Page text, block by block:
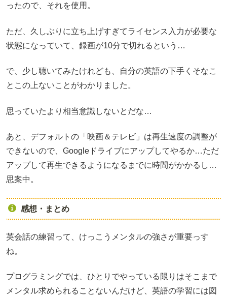
ったので、それを使用。
ただ、久しぶりに立ち上げすぎてライセンス入力が必要な
状態になっていて、録画が10分で切れるという…
で、少し聴いてみたけれども、自分の英語の下手くそなこ
とこの上ないことがわかりました。
思っていたより相当意識しないとだな…
あと、デフォルトの「映画＆テレビ」は再生速度の調整が
できないので、Googleドライブにアップしてやるか…ただ
アップして再生できるようになるまでに時間がかかるし…
思案中。
感想・まとめ
英会話の練習って、けっこうメンタルの強さが重要っす
ね。
プログラミングでは、ひとりでやっている限りはそこまで
メンタル求められることないんだけど、英語の学習には図